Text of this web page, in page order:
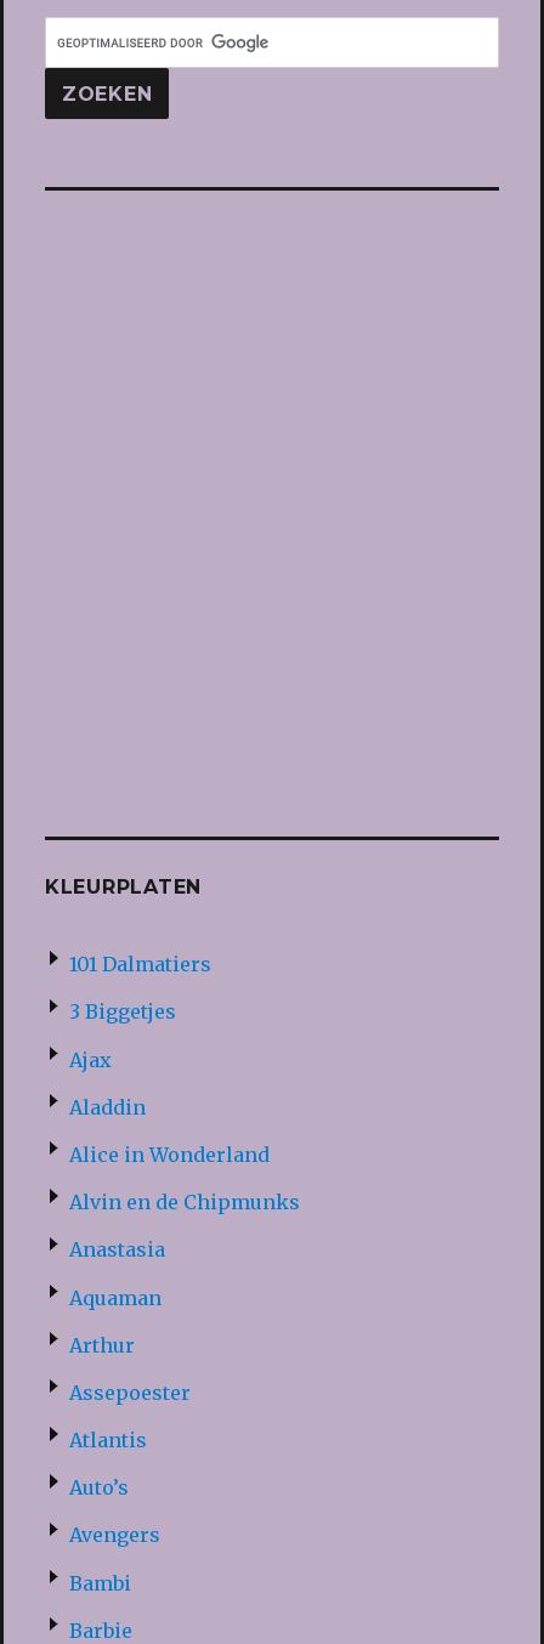
KLEURPLATEN
101 Dalmatiers
3 Biggetjes
Ajax
Aladdin
Alice in Wonderland
Alvin en de Chipmunks
Anastasia
Aquaman
Arthur
Assepoester
Atlantis
Auto’s
Avengers
Bambi
Barbie